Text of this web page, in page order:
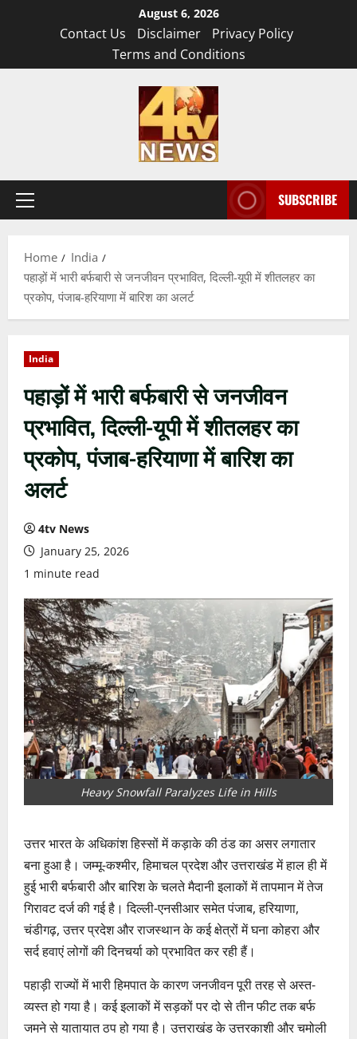
August 6, 2026
Contact Us Disclaimer
Privacy Policy
Terms and Conditions
Primary
SUBSCRIBE
Home
India
पहाड़ों में भारी बर्फबारी से जनजीवन प्रभावित, दिल्ली-यूपी में शीतलहर का
प्रकोप, पंजाब-हरियाणा में बारिश का अलर्ट
India
पहाड़ों में भारी बर्फबारी से जनजीवन
प्रभावित, दिल्ली-यूपी में शीतलहर का
प्रकोप, पंजाब-हरियाणा में बारिश का
अलर्ट
4tv News
January 25, 2026
1 minute read
Heavy Snowfall Paralyzes Life in Hills
उत्तर भारत के अधिकांश हिस्सों में कड़ाके की ठंड का असर लगातार
बना हुआ है। जम्मू-कश्मीर, हिमाचल प्रदेश और उत्तराखंड में हाल ही में
हुई भारी बर्फबारी और बारिश के चलते मैदानी इलाकों में तापमान में तेज
गिरावट दर्ज की गई है। दिल्ली-एनसीआर समेत पंजाब, हरियाणा,
चंडीगढ़, उत्तर प्रदेश और राजस्थान के कई क्षेत्रों में घना कोहरा और
सर्द हवाएं लोगों की दिनचर्या को प्रभावित कर रही हैं।
पहाड़ी राज्यों में भारी हिमपात के कारण जनजीवन पूरी तरह से अस्त-
व्यस्त हो गया है। कई इलाकों में सड़कों पर दो से तीन फीट तक बर्फ
जमने से यातायात ठप हो गया है। उत्तराखंड के उत्तरकाशी और चमोली